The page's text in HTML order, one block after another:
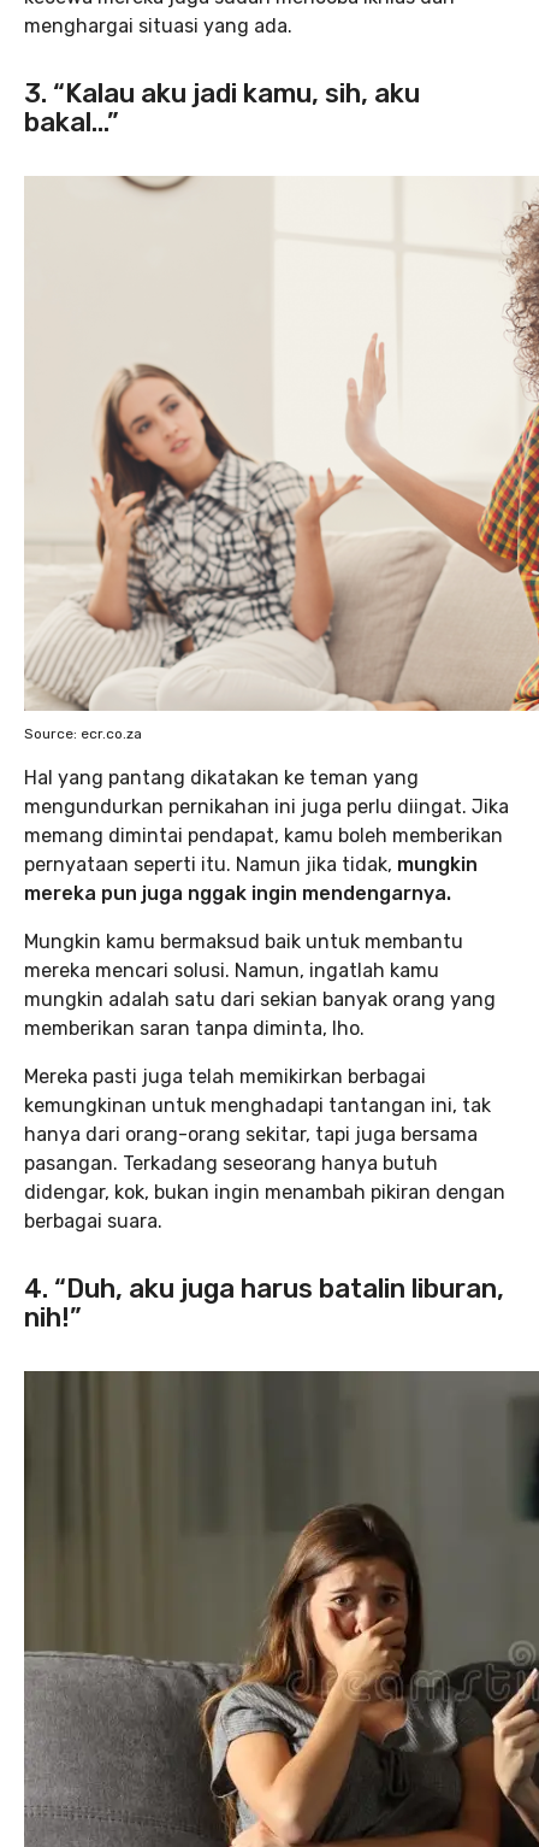
menghargai situasi yang ada.
3. “Kalau aku jadi kamu, sih, aku
bakal…”
Source: ecr.co.za
Hal yang pantang dikatakan ke teman yang
mengundurkan pernikahan ini juga perlu diingat. Jika
memang dimintai pendapat, kamu boleh memberikan
pernyataan seperti itu. Namun jika tidak, mungkin
mereka pun juga nggak ingin mendengarnya.
Mungkin kamu bermaksud baik untuk membantu
mereka mencari solusi. Namun, ingatlah kamu
mungkin adalah satu dari sekian banyak orang yang
memberikan saran tanpa diminta, lho.
Mereka pasti juga telah memikirkan berbagai
kemungkinan untuk menghadapi tantangan ini, tak
hanya dari orang-orang sekitar, tapi juga bersama
pasangan. Terkadang seseorang hanya butuh
didengar, kok, bukan ingin menambah pikiran dengan
berbagai suara.
4. “Duh, aku juga harus batalin liburan,
nih!”